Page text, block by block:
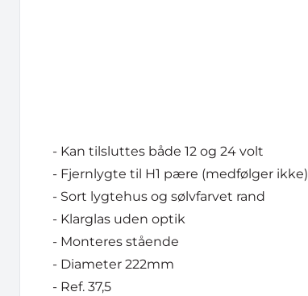
- Kan tilsluttes både 12 og 24 volt
- Fjernlygte til H1 pære (medfølger ikke)
- Sort lygtehus og sølvfarvet rand
- Klarglas uden optik
- Monteres stående
- Diameter 222mm
- Ref. 37,5